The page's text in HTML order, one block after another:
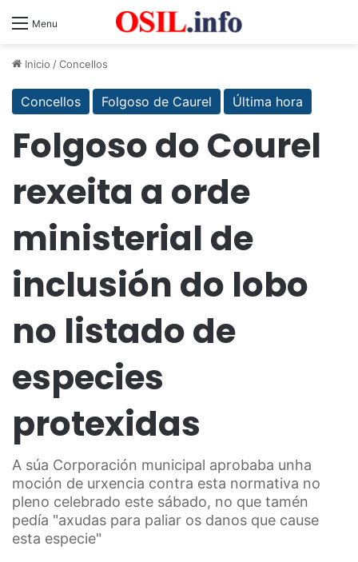
Menu
Inicio /Concellos
Concellos Folgoso de Caurel Última hora
Folgoso do Courel
rexeita a orde
ministerial de
inclusión do lobo
no listado de
especies
protexidas
A súa Corporación municipal aprobaba unha
moción de urxencia contra esta normativa no
pleno celebrado este sábado, no que tamén
pedía "axudas para paliar os danos que cause
esta especie"